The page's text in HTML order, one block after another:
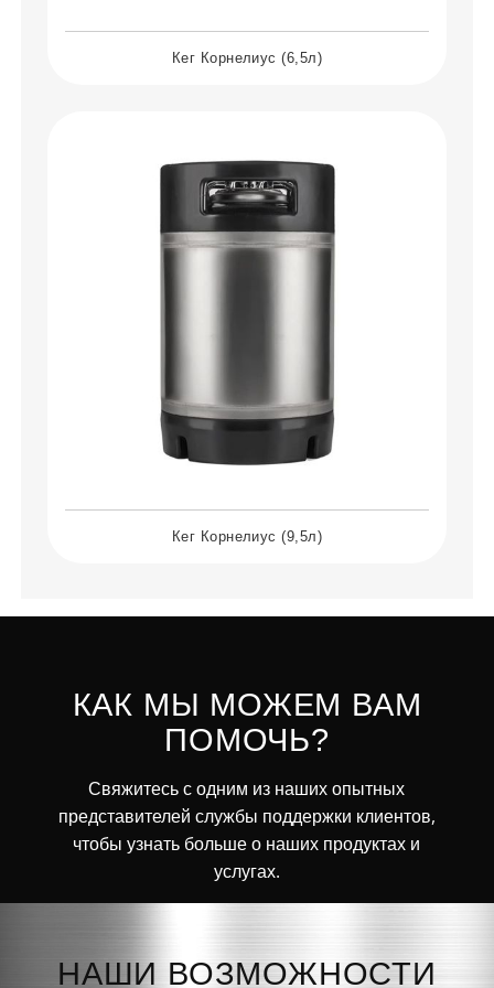
Кег Корнелиус (6,5л)
Кег Корнелиус (9,5л)
КАК МЫ МОЖЕМ ВАМ
ПОМОЧЬ?
Свяжитесь с одним из наших опытных
представителей службы поддержки клиентов,
чтобы узнать больше о наших продуктах и
услугах.
НАШИ ВОЗМОЖНОСТИ